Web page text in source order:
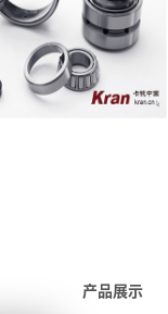
产品展示